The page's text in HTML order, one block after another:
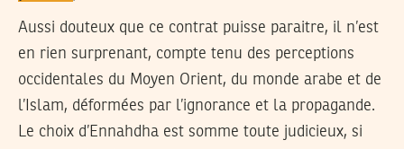
Aussi douteux que ce contrat puisse paraitre, il n’est
en rien surprenant, compte tenu des perceptions
occidentales du Moyen Orient, du monde arabe et de
l’Islam, déformées par l’ignorance et la propagande.
Le choix d’Ennahdha est somme toute judicieux, si